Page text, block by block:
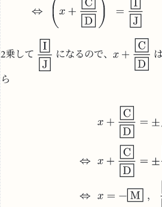
2乗して になるので、 は
ら